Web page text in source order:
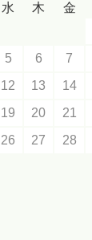
水 木 金
5 6 7
12 13 14
19 20 21
26 27 28